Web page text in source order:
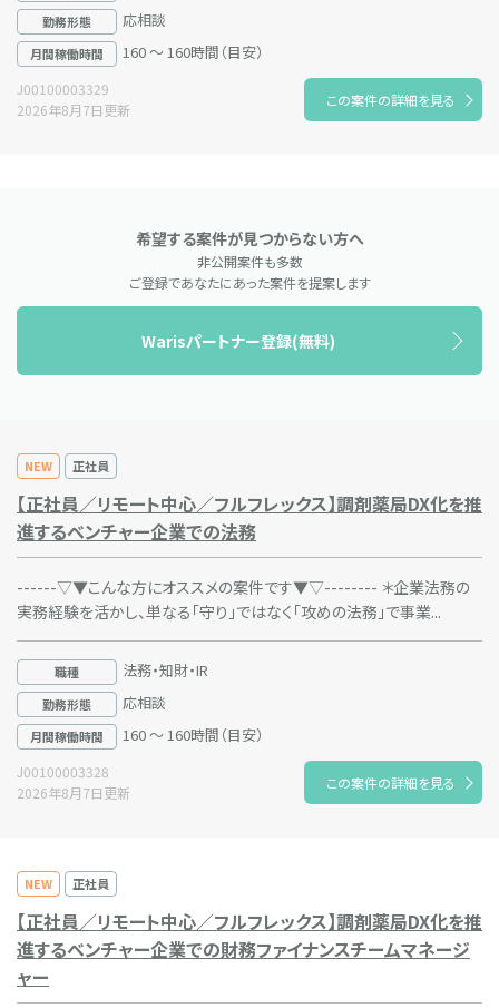
勤務形態 応相談
月間稼働時間 160 ～ 160時間（目安）
J00100003329
2026年8月7日更新
この案件の詳細を見る
希望する案件が見つからない方へ
非公開案件も多数
ご登録であなたにあった案件を提案します
Warisパートナー登録(無料)
NEW 正社員
【正社員／リモート中心／フルフレックス】調剤薬局DX化を推
進するベンチャー企業での法務
------▽▼こんな方にオススメの案件です▼▽-------- ＊企業法務の
実務経験を活かし、単なる「守り」ではなく「攻めの法務」で事業...
職種 法務・知財・IR
勤務形態 応相談
月間稼働時間 160 ～ 160時間（目安）
J00100003328
2026年8月7日更新
この案件の詳細を見る
NEW 正社員
【正社員／リモート中心／フルフレックス】調剤薬局DX化を推
進するベンチャー企業での財務ファイナンスチームマネージ
ャー